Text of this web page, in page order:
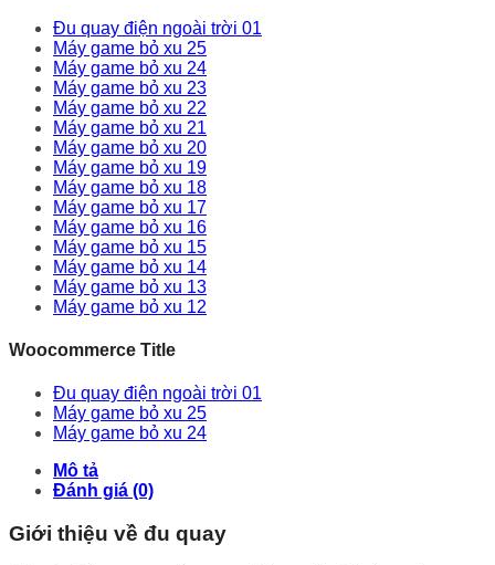
Đu quay điện ngoài trời 01
Máy game bỏ xu 25
Máy game bỏ xu 24
Máy game bỏ xu 23
Máy game bỏ xu 22
Máy game bỏ xu 21
Máy game bỏ xu 20
Máy game bỏ xu 19
Máy game bỏ xu 18
Máy game bỏ xu 17
Máy game bỏ xu 16
Máy game bỏ xu 15
Máy game bỏ xu 14
Máy game bỏ xu 13
Máy game bỏ xu 12
Woocommerce Title
Đu quay điện ngoài trời 01
Máy game bỏ xu 25
Máy game bỏ xu 24
Mô tả
Đánh giá (0)
Giới thiệu về đu quay